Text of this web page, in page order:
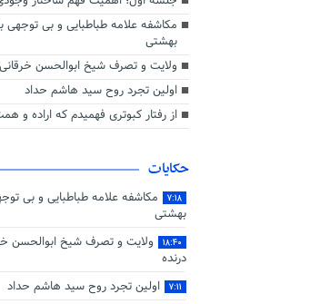
مکاشفه علامه طباطبایی و بی توجهی
بهشتی
ولایت و تصرف شیخ ابوالحسن
اولین تجرد روح سید هاشم حداد
از رفتار کبوتری فهمیدم که اراده و
حکایات
۷:۱۸
مکاشفه علامه طباطبایی و بی
بهشتی
۱۸:۴۰
ولایت و تصرف شیخ ابوالحسن
درنده
۷:۱۱ اولین تجرد روح سید هاشم حداد